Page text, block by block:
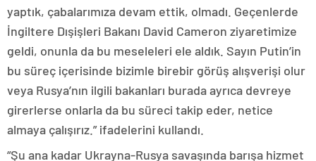
yaptık, çabalarımıza devam ettik, olmadı. Geçenlerde
İngiltere Dışişleri Bakanı David Cameron ziyaretimize
geldi, onunla da bu meseleleri ele aldık. Sayın Putin’in
bu süreç içerisinde bizimle birebir görüş alışverişi olur
veya Rusya’nın ilgili bakanları burada ayrıca devreye
girerlerse onlarla da bu süreci takip eder, netice
almaya çalışırız.” ifadelerini kullandı.
“Şu ana kadar Ukrayna-Rusya savaşında barışa hizmet